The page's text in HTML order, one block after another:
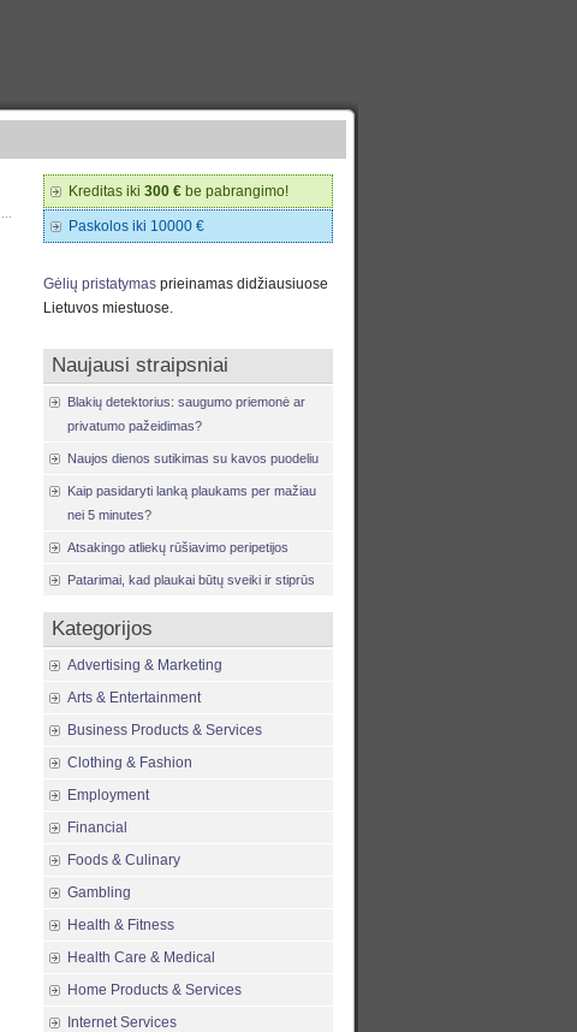
Kreditas iki 300 € be pabrangimo!
Paskolos iki 10000 €
Gėlių pristatymas prieinamas didžiausiuose
Lietuvos miestuose.
Naujausi straipsniai
Blakių detektorius: saugumo priemonė ar
privatumo pažeidimas?
Naujos dienos sutikimas su kavos puodeliu
Kaip pasidaryti lanką plaukams per mažiau
nei 5 minutes?
Atsakingo atliekų rūšiavimo peripetijos
Patarimai, kad plaukai būtų sveiki ir stiprūs
Kategorijos
Advertising & Marketing
Arts & Entertainment
Business Products & Services
Clothing & Fashion
Employment
Financial
Foods & Culinary
Gambling
Health & Fitness
Health Care & Medical
Home Products & Services
Internet Services